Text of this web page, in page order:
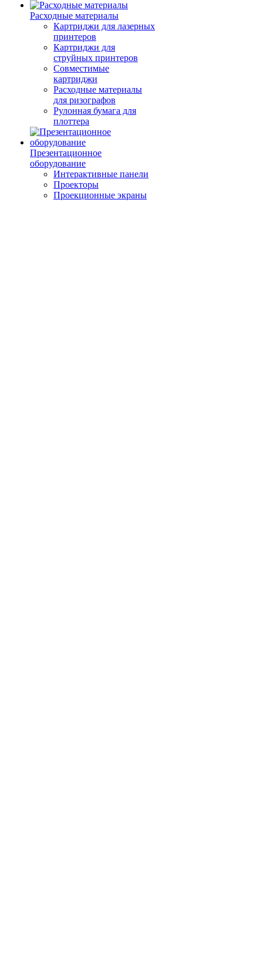
Расходные материалы
Картриджи для лазерных
принтеров
Картриджи для
струйных принтеров
Совместимые
картриджи
Расходные материалы
для ризографов
Рулонная бумага для
плоттера
Презентационное
оборудование
Интерактивные панели
Проекторы
Проекционные экраны